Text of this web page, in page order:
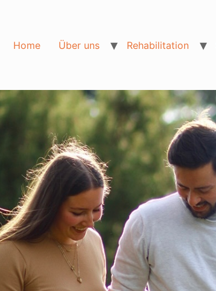
Home Über uns Rehabilitation